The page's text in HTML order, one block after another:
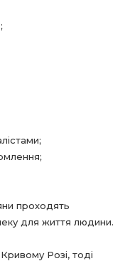
проходять
для життя людини.
Розі, тоді